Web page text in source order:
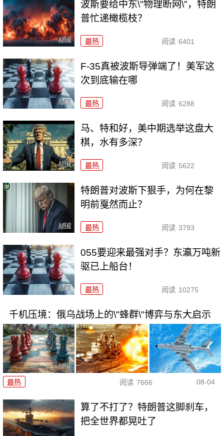
波斯要给中东\"物理断网\"，特朗
普忙递橄榄枝？
最热 阅读 6401
F-35真被波斯导弹端了！美军这
次到底输在哪
最热 阅读 6288
马、特和好，美中期选举这盘大
棋，水有多深？
最热 阅读 5622
特朗普对波斯下狠手，为何在黎
明前戛然而止？
最热 阅读 3793
055要迎来最强对手？东瀛万吨新
驱已上船台！
最热 阅读 10275
千机压境：俄乌战场上的\"蜂群\"博弈与东大启示
最热 阅读 7666 08-04
算了不打了？特朗普这脚刹车，
把全世界都晃吐了